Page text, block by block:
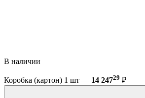
В наличии
Коробка (картон) 1 шт — 14 24729 ₽